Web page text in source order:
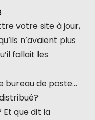
votre site à jour,
n’avaient plus
fallait les
bureau de poste…
que dit la